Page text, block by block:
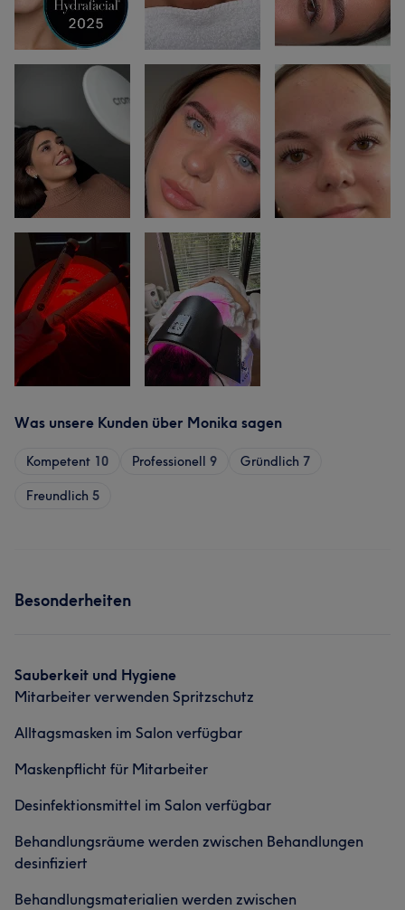
Was unsere Kunden über Monika sagen
Kompetent 10 Professionell 9 Gründlich 7
Freundlich 5
Besonderheiten
Sauberkeit und Hygiene
Mitarbeiter verwenden Spritzschutz
Alltagsmasken im Salon verfügbar
Maskenpflicht für Mitarbeiter
Desinfektionsmittel im Salon verfügbar
Behandlungsräume werden zwischen Behandlungen
desinfiziert
Behandlungsmaterialien werden zwischen